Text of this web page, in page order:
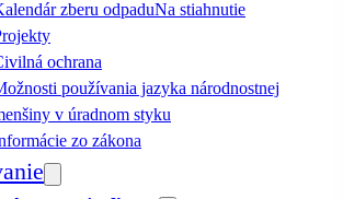
zberu odpaduNa stiahnutie
ochrana
používania jazyka národnostnej
v úradnom styku
zo zákona